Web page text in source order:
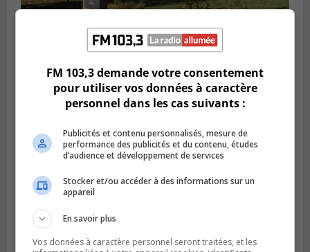
Publié le 27 juillet 2026 à 14h40
SAINT-BRUNO-DE-MONTARVILLE
FM 103,3 demande votre consentement
pour utiliser vos données à caractère
personnel dans les cas suivants :
Publicités et contenu personnalisés, mesure de
performance des publicités et du contenu, études
d’audience et développement de services
Stocker et/ou accéder à des informations sur un
appareil
En savoir plus
Vos données à caractère personnel seront traitées, et les